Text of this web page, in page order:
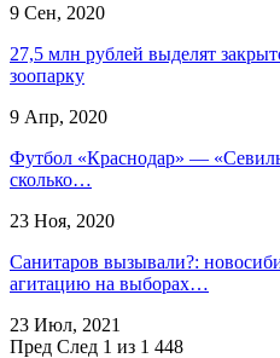
9 Сен, 2020
27,5 млн рублей выделят
зоопарку
9 Апр, 2020
Футбол «Краснодар» —
сколько…
23 Ноя, 2020
Санитаров вызывали?:
агитацию на выборах…
23 Июл, 2021
Пред След 1 из 1 448